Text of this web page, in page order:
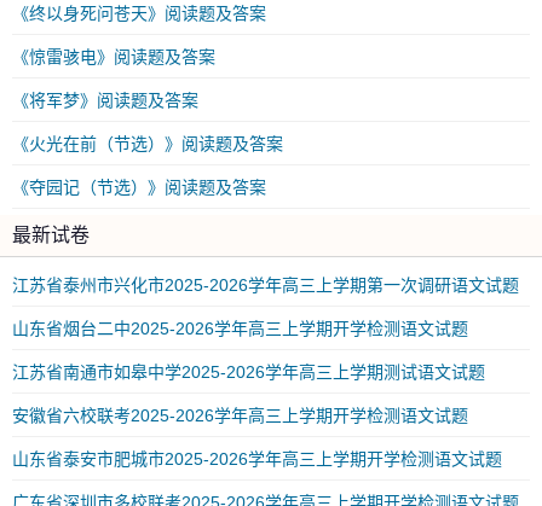
《终以身死问苍天》阅读题及答案
《惊雷骇电》阅读题及答案
《将军梦》阅读题及答案
《火光在前（节选）》阅读题及答案
《夺园记（节选）》阅读题及答案
最新试卷
江苏省泰州市兴化市2025-2026学年高三上学期第一次调研语文试题
山东省烟台二中2025-2026学年高三上学期开学检测语文试题
江苏省南通市如皋中学2025-2026学年高三上学期测试语文试题
安徽省六校联考2025-2026学年高三上学期开学检测语文试题
山东省泰安市肥城市2025-2026学年高三上学期开学检测语文试题